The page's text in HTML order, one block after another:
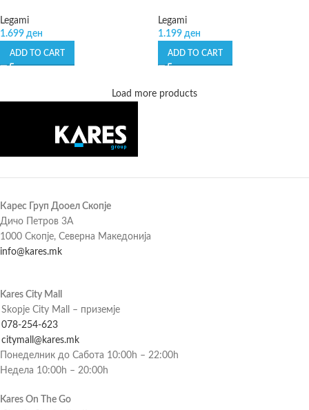
Legami
1.699 ден
ADD TO CART
Legami
1.199 ден
ADD TO CART
Load more products
Карес Груп Дооел Скопје
Дичо Петров 3А
1000 Скопје, Северна Македонија
info@kares.mk
Kares City Mall
Skopje City Mall – приземје
078-254-623
citymall@kares.mk
Понеделник до Сабота 10:00h – 22:00h
Недела 10:00h – 20:00h
Kares On The Go